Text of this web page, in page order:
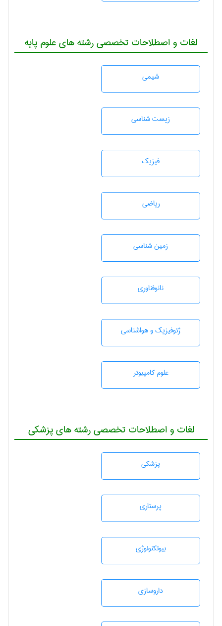
لغات و اصطلاحات تخصصی رشته های علوم پایه
شيمی
زيست شناسی
فیزیک
رياضی
زمين شناسی
نانوفناوری
ژئوفيزيك و هواشناسی
علوم کامپیوتر
لغات و اصطلاحات تخصصی رشته های پزشکی
پزشكی
پرستاری
بيوتكنولوژی
داروسازی